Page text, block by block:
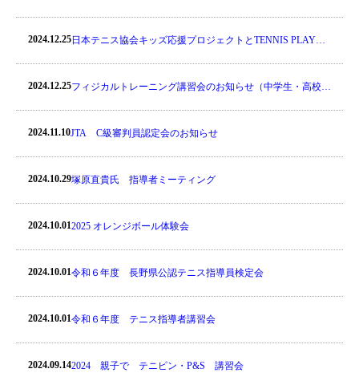
2024.12.25日本テニス協会キッズ応援プロジェクトとTENNIS PLAY＆
2024.12.25フィジカルトレーニング講習会のお知らせ（中学生・高校
2024.11.10JTA C級審判員認定会のお知らせ
2024.10.29塚原直貴氏 指導者ミーティング
2024.10.012025 オレンジボール体験会
2024.10.01令和６年度 長野県公認テニス指導員検定会
2024.10.01令和６年度 テニス指導者講習会
2024.09.142024 親子で テニピン・P&S 講習会